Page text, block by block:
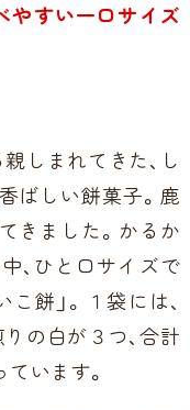
やすい一口サイズ
しまれてきた、し
ばしい餅菓子。鹿
きました。かるか
、ひと口サイズで
餅」。１袋には、
の白が３つ、合計
います。